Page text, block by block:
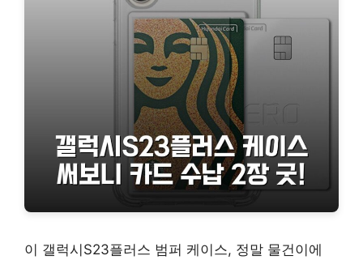
이 갤럭시S23플러스 범퍼 케이스, 정말 물건이에